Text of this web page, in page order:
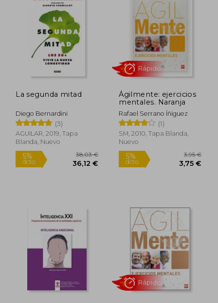
5%
dcto.
La segunda mitad
Diego Bernardini
(3)
AGUILAR, 2019, Tapa
Blanda, Nuevo
dcto. 36,12 €
Ágilmente: ejercicios
mentales. Naranja
Rafael Serrano Íñiguez
(1)
SM, 2010, Tapa Blanda,
Nuevo
5%
dcto.